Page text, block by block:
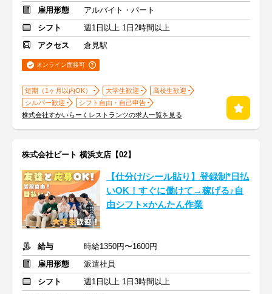
雇用形態
アルバイト・パート
シフト
週1日以上 1日2時間以上
アクセス
倉見駅
オンライン面接可
短期（1ヶ月以内OK） 大学生歓迎
高校生歓迎
シルバー歓迎
シフト自由・自己申告
株式会社すかいらーくレストランツの求人一覧を見る
株式会社ビート 横浜支店【02】
【仕分け/シール貼り】登録制*日払
いOK！すぐに働けて→稼げる♪自
由シフト×かんたん作業
給与
時給1350円〜1600円
雇用形態
派遣社員
シフト
週1日以上 1日3時間以上